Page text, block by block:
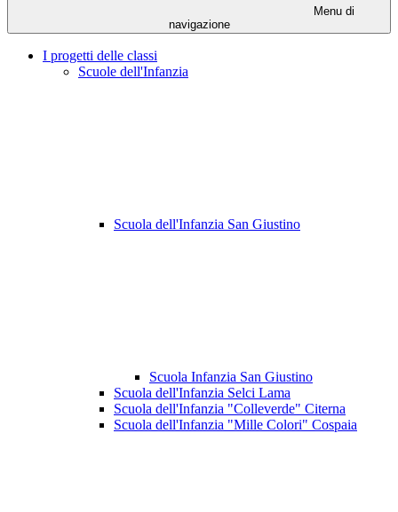
Menu di
navigazione
I progetti delle classi
Scuole dell'Infanzia
Scuola dell'Infanzia San Giustino
Scuola Infanzia San Giustino
Scuola dell'Infanzia Selci Lama
Scuola dell'Infanzia "Colleverde" Citerna
Scuola dell'Infanzia "Mille Colori" Cospaia